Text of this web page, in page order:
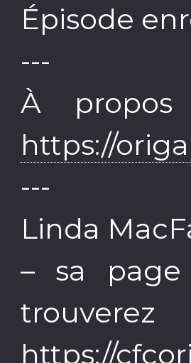
Épisode
---
À
https://
---
Linda
– sa
https://